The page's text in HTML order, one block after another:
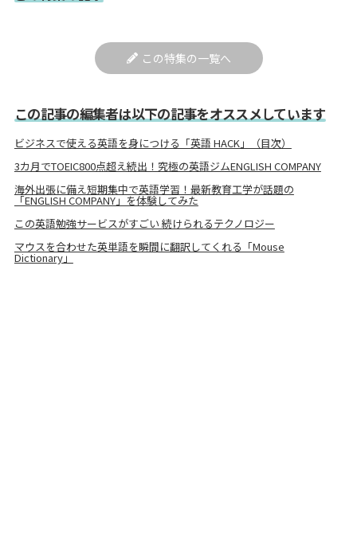
この特集の一覧へ
この記事の編集者は以下の記事をオススメしています
ビジネスで使える英語を身につける「英語 HACK」（目次）
3カ月でTOEIC800点超え続出！究極の英語ジムENGLISH COMPANY
海外出張に備え短期集中で英語学習！最新教育工学が話題の
「ENGLISH COMPANY」を体験してみた
この英語勉強サービスがすごい 続けられるテクノロジー
マウスを合わせた英単語を瞬間に翻訳してくれる「Mouse
Dictionary」